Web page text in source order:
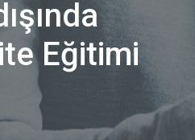
Eğitimi